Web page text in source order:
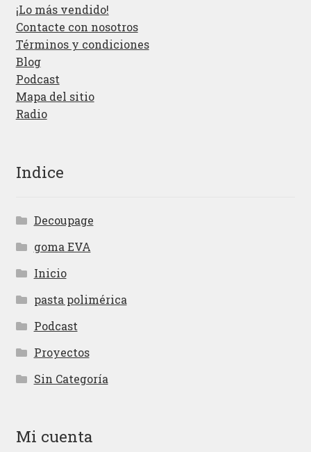
¡Lo más vendido!
Contacte con nosotros
Términos y condiciones
Blog
Podcast
Mapa del sitio
Radio
Indice
Decoupage
goma EVA
Inicio
pasta polimérica
Podcast
Proyectos
Sin Categoría
Mi cuenta